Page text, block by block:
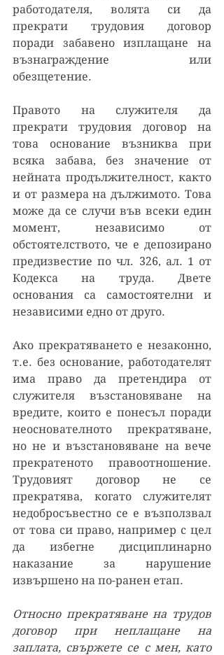
работодателя, волята си да
прекрати трудовия договор
поради забавено изплащане на
възнаграждение или
обезщетение.
Правото на служителя да
прекрати трудовия договор на
това основание възниква при
всяка забава, без значение от
нейната продължителност, както
и от размера на дължимото. Това
може да се случи във всеки един
момент, независимо от
обстоятелството, че е депозирано
предизвестие по чл. 326, ал. 1 от
Кодекса на труда. Двете
основания са самостоятелни и
независими едно от друго.
Ако прекратяването е незаконно,
т.е. без основание, работодателят
има право да претендира от
служителя възстановяване на
вредите, които е понесъл поради
неоснователното прекратяване,
но не и възстановяване на вече
прекратеното правоотношение.
Трудовият договор не се
прекратява, когато служителят
недобросъвестно се е възползвал
от това си право, например с цел
да избегне дисциплинарно
наказание за нарушение
извършено на по-ранен етап.
Относно прекратяване на трудов
договор при неплащане на
заплата, свържете се с мен, като